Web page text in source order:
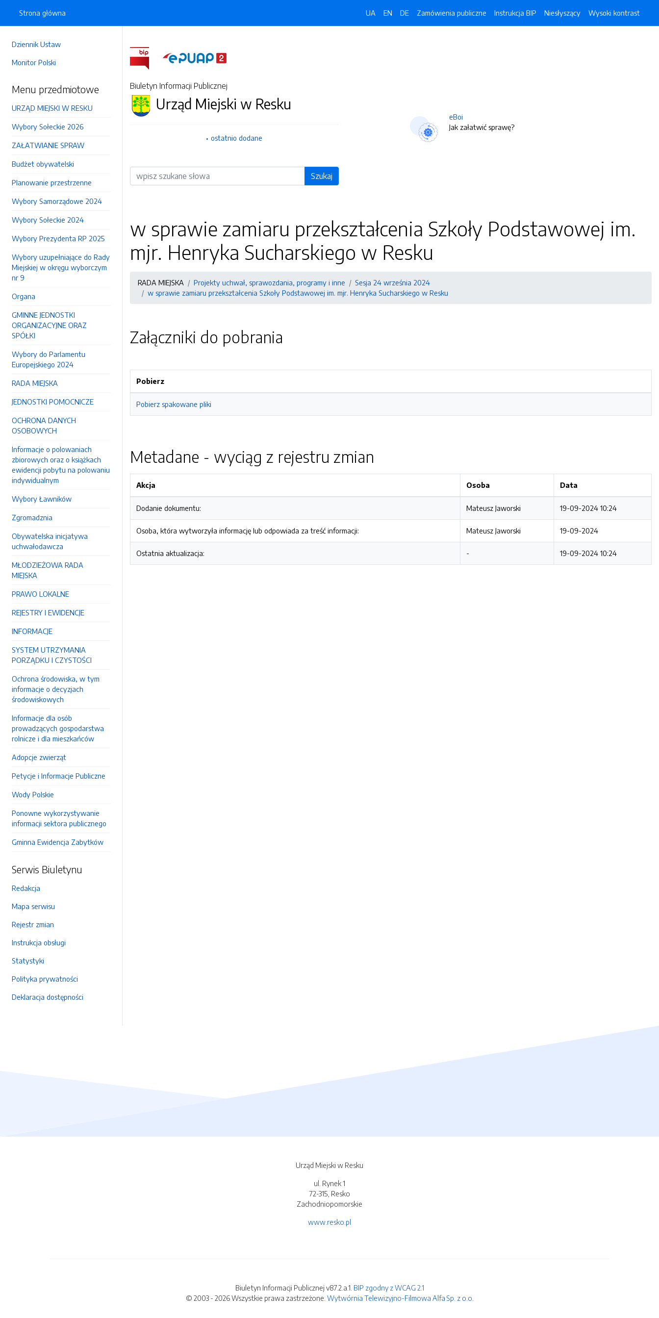
Dziennik Ustaw
Monitor Polski
Menu przedmiotowe
URZĄD MIEJSKI W RESKU
Wybory Sołeckie 2026
ZAŁATWIANIE SPRAW
Budżet obywatelski
Planowanie przestrzenne
Wybory Samorządowe 2024
Wybory Sołeckie 2024
Wybory Prezydenta RP 2025
Wybory uzupełniające do Rady
Miejskiej w okręgu wyborczym
nr 9
Organa
GMINNE JEDNOSTKI
ORGANIZACYJNE ORAZ
SPÓŁKI
Wybory do Parlamentu
Europejskiego 2024
RADA MIEJSKA
JEDNOSTKI POMOCNICZE
OCHRONA DANYCH
OSOBOWYCH
Informacje o polowaniach
zbiorowych oraz o książkach
ewidencji pobytu na polowaniu
indywidualnym
Wybory Ławników
Zgromadznia
Obywatelska inicjatywa
uchwałodawcza
MŁODZIEŻOWA RADA
MIEJSKA
PRAWO LOKALNE
REJESTRY I EWIDENCJE
INFORMACJE
SYSTEM UTRZYMANIA
PORZĄDKU I CZYSTOŚCI
Ochrona środowiska, w tym
informacje o decyzjach
środowiskowych
Informacje dla osób
prowadzących gospodarstwa
rolnicze i dla mieszkańców
Adopcje zwierząt
Petycje i Informacje Publiczne
Wody Polskie
Ponowne wykorzystywanie
informacji sektora publicznego
Gminna Ewidencja Zabytków
Serwis Biuletynu
Redakcja
Mapa serwisu
Rejestr zmian
Instrukcja obsługi
Statystyki
Polityka prywatności
Deklaracja dostępności
Strona główna UA EN DE Zamówienia publiczne Instrukcja BIP Niesłyszący Wysoki kontrast
Biuletyn Informacji Publicznej
Urząd Miejski w Resku
ostatnio dodane
Wyszukiwarka Szukaj
eBoi
Jak załatwić sprawę?
w sprawie zamiaru przekształcenia Szkoły Podstawowej im.
mjr. Henryka Sucharskiego w Resku
RADA MIEJSKA Projekty uchwał, sprawozdania, programy i inne
Sesja 24 września 2024
w sprawie zamiaru przekształcenia Szkoły Podstawowej im. mjr. Henryka Sucharskiego w Resku
Załączniki do pobrania
Pobierz
Pobierz spakowane pliki
Metadane - wyciąg z rejestru zmian
Akcja Osoba Data
Dodanie dokumentu: Mateusz Jaworski 19-09-2024 10:24
Osoba, która wytworzyła informację lub odpowiada za treść informacji: Mateusz Jaworski 19-09-2024
Ostatnia aktualizacja: - 19-09-2024 10:24
Urząd Miejski w Resku
ul. Rynek 1
72-315, Resko
Zachodniopomorskie
www.resko.pl
Biuletyn Informacji Publicznej v87.2.a.1. BIP zgodny z WCAG 2.1
© 2003 - 2026 Wszystkie prawa zastrzeżone. Wytwórnia Telewizyjno-Filmowa Alfa Sp. z o.o.